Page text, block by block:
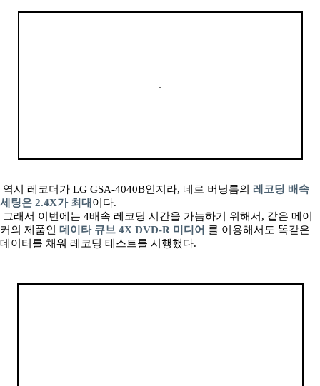
역시 레코더가 LG GSA-4040B인지라, 네로 버닝롬의 레코딩 배속
세팅은 2.4X가 최대 이다.
그래서 이번에는 4배속 레코딩 시간을 가늠하기 위해서, 같은 메이
커의 제품인 데이타 큐브 4X DVD-R 미디어 를 이용해서도 똑같은
데이터를 채워 레코딩 테스트를 시행했다.